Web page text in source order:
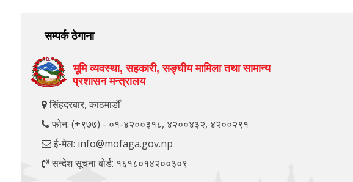
सम्पर्क ठेगाना
भूमि व्यवस्था, सहकारी, सङ्‍घीय मामिला तथा सामान्य
प्रशासन मन्त्रालय
सिंहदरबार, काठमाडौँ
फोन: (+९७७) - ०१-४२००३१८, ४२००४३२, ४२००२९१
ई-मेल: info@mofaga.gov.np
सन्देश सूचना बोर्ड: १६१८०१४२००३०९